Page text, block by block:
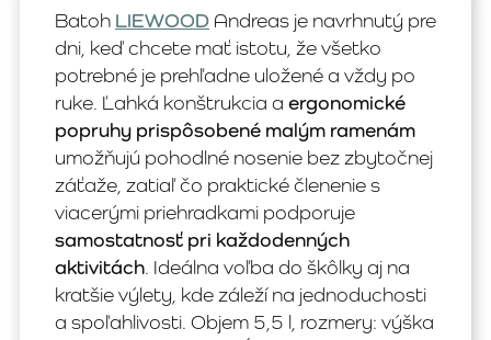
Batoh LIEWOOD Andreas je navrhnutý pre
dni, keď chcete mať istotu, že všetko
potrebné je prehľadne uložené a vždy po
ruke. Ľahká konštrukcia a ergonomické
popruhy prispôsobené malým ramenám
umožňujú pohodlné nosenie bez zbytočnej
záťaže, zatiaľ čo praktické členenie s
viacerými priehradkami podporuje
samostatnosť pri každodenných
aktivitách. Ideálna voľba do škôlky aj na
kratšie výlety, kde záleží na jednoduchosti
a spoľahlivosti. Objem 5,5 l, rozmery: výška